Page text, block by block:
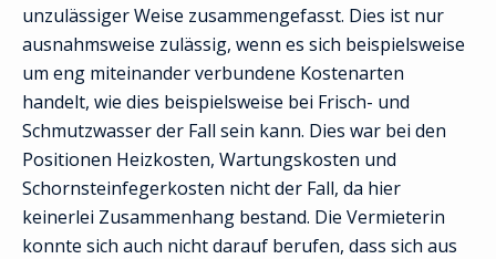
unzulässiger Weise zusammengefasst. Dies ist nur
ausnahmsweise zulässig, wenn es sich beispielsweise
um eng miteinander verbundene Kostenarten
handelt, wie dies beispielsweise bei Frisch- und
Schmutzwasser der Fall sein kann. Dies war bei den
Positionen Heizkosten, Wartungskosten und
Schornsteinfegerkosten nicht der Fall, da hier
keinerlei Zusammenhang bestand. Die Vermieterin
konnte sich auch nicht darauf berufen, dass sich aus